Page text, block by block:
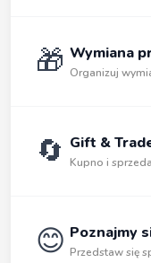
🎁 Wymiana
Organizuj
🔄 Gift &
Kupno i
😊 Poznajmy
Przedstaw się